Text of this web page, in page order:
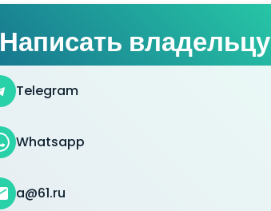
Написать владельцу
Telegram
Whatsapp
a@61.ru